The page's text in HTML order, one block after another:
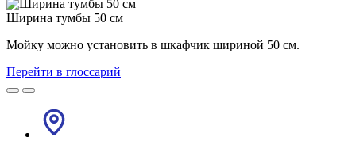
Ширина тумбы 50 см
Мойку можно установить в шкафчик шириной 50 см.
Перейти в глоссарий